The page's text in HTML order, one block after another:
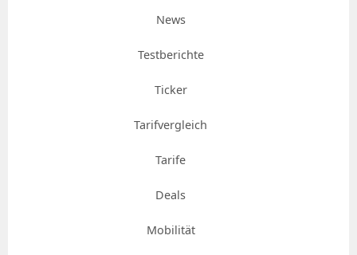
News
Testberichte
Ticker
Tarifvergleich
Tarife
Deals
Mobilität